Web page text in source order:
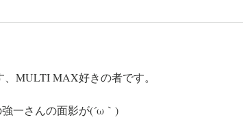
MULTI MAX好きの者です。
一さんの面影が(´ω｀)